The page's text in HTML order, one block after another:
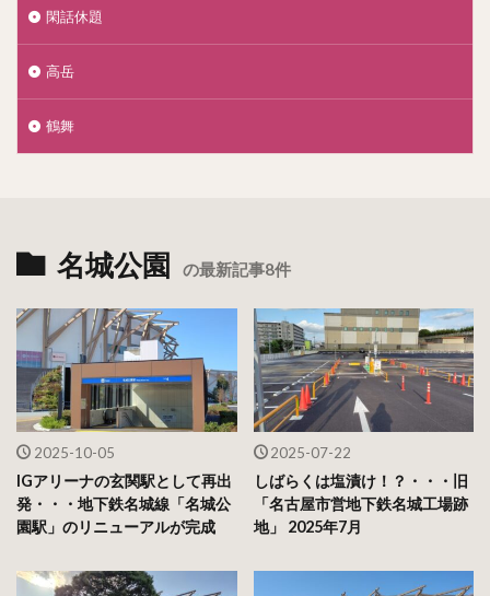
閑話休題
高岳
鶴舞
名城公園 の最新記事8件
2025-10-05
IGアリーナの玄関駅として再出
発・・・地下鉄名城線「名城公
園駅」のリニューアルが完成
2025-07-22
しばらくは塩漬け！？・・・旧
「名古屋市営地下鉄名城工場跡
地」 2025年7月